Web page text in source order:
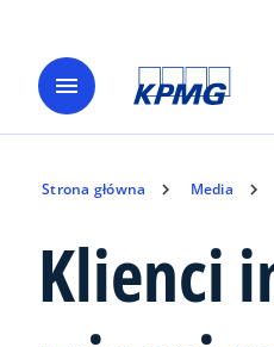
menu
Strona główna Media
Klienci